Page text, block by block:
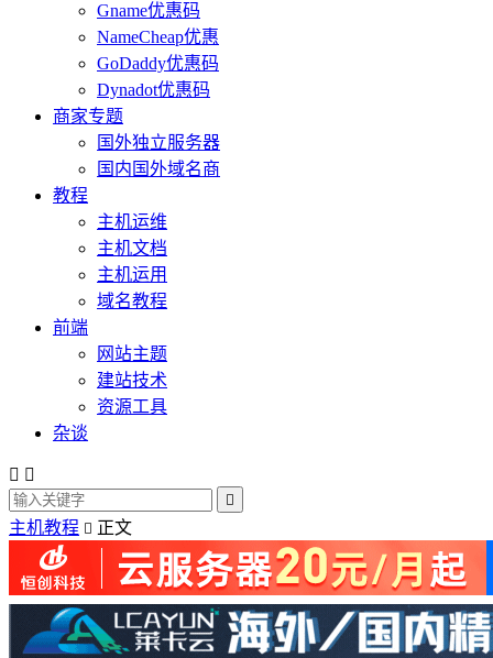
Gname优惠码
NameCheap优惠
GoDaddy优惠码
Dynadot优惠码
商家专题
国外独立服务器
国内国外域名商
教程
主机运维
主机文档
主机运用
域名教程
前端
网站主题
建站技术
资源工具
杂谈
 

主机教程  正文